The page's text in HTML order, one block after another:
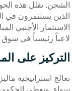
الشحن. تقلل هذه
الذين يستثمرون في
الاستثمار الأجنبي
لاعباً رئيسياً في
التركيز على
تعالج استراتيجية